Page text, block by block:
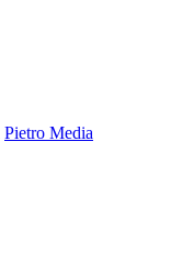
Pietro Media